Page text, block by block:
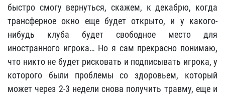
быстро смогу вернуться, скажем, к декабрю, когда
трансферное окно еще будет открыто, и у какого-
нибудь клуба будет свободное место для
иностранного игрока… Но я сам прекрасно понимаю,
что никто не будет рисковать и подписывать игрока, у
которого были проблемы со здоровьем, который
может через 2-3 недели снова получить травму, еще и